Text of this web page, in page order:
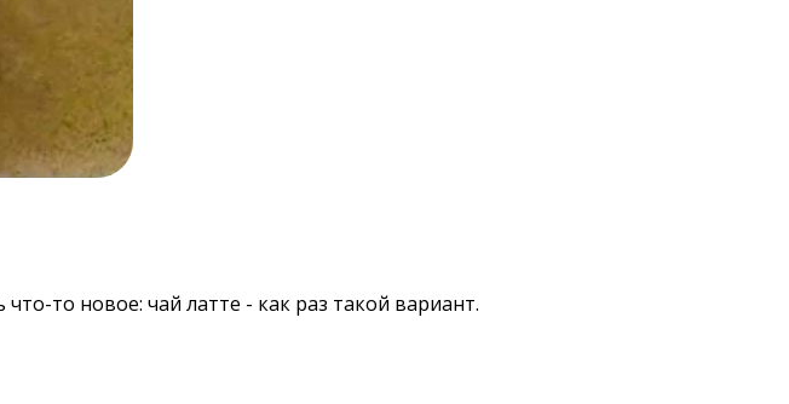
то новое: чай латте - как раз такой вариант.